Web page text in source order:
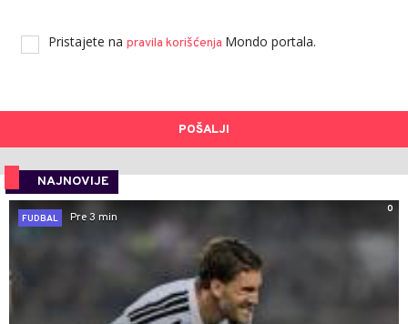
Pristajete na pravila korišćenja Mondo portala.
POŠALJI
NAJNOVIJE
0
FUDBAL
Pre 3 min